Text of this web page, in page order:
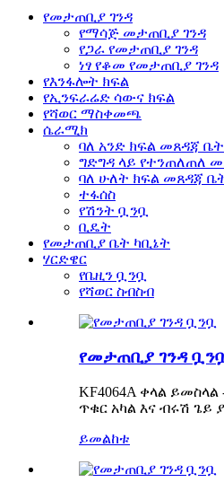
የመታጠቢያ ገንዳ
የማሳጅ መታጠቢያ ገንዳ
የጋራ የመታጠቢያ ገንዳ
ነፃ የቆመ የመታጠቢያ ገንዳ
የእንፋሎት ክፍል
የኢንፍራሬድ ሳውና ክፍል
የሻወር ማስቀመጫ
ሴራሚክ
ባለ አንድ ክፍል መጸዳጃ ቤት
ግድግዳ ላይ የተንጠለጠለ
ባለ ሁለት ክፍል መጸዳጃ
ተፋሰስ
የሽንት ቧንቧ
ቢዴት
የመታጠቢያ ቤት ካቢኔት
ሃርድዌር
የቤዚን ቧንቧ
የሻወር ስብስብ
የመታጠቢያ ገንዳ
KF4064A ቀላል
ጥቁር አካል እና ብሩሽ ጌይ
ይመልከቱ